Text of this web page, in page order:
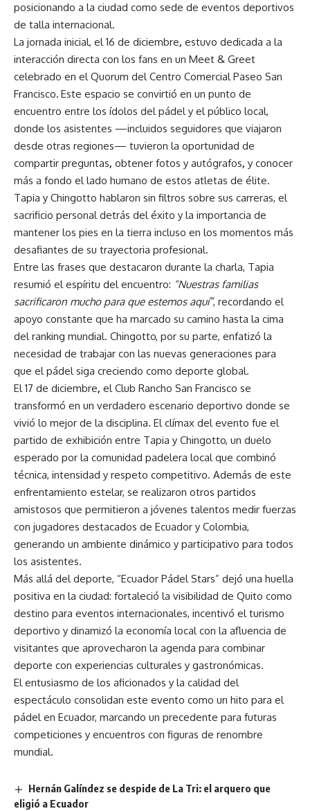
posicionando a la ciudad como sede de eventos deportivos
de talla internacional.
La jornada inicial, el 16 de diciembre, estuvo dedicada a la
interacción directa con los fans en un Meet & Greet
celebrado en el Quorum del Centro Comercial Paseo San
Francisco. Este espacio se convirtió en un punto de
encuentro entre los ídolos del pádel y el público local,
donde los asistentes —incluidos seguidores que viajaron
desde otras regiones— tuvieron la oportunidad de
compartir preguntas, obtener fotos y autógrafos, y conocer
más a fondo el lado humano de estos atletas de élite.
Tapia y Chingotto hablaron sin filtros sobre sus carreras, el
sacrificio personal detrás del éxito y la importancia de
mantener los pies en la tierra incluso en los momentos más
desafiantes de su trayectoria profesional.
Entre las frases que destacaron durante la charla, Tapia
resumió el espíritu del encuentro: “Nuestras familias
sacrificaron mucho para que estemos aquí”, recordando el
apoyo constante que ha marcado su camino hasta la cima
del ranking mundial. Chingotto, por su parte, enfatizó la
necesidad de trabajar con las nuevas generaciones para
que el pádel siga creciendo como deporte global.
El 17 de diciembre, el Club Rancho San Francisco se
transformó en un verdadero escenario deportivo donde se
vivió lo mejor de la disciplina. El clímax del evento fue el
partido de exhibición entre Tapia y Chingotto, un duelo
esperado por la comunidad padelera local que combinó
técnica, intensidad y respeto competitivo. Además de este
enfrentamiento estelar, se realizaron otros partidos
amistosos que permitieron a jóvenes talentos medir fuerzas
con jugadores destacados de Ecuador y Colombia,
generando un ambiente dinámico y participativo para todos
los asistentes.
Más allá del deporte, “Ecuador Pádel Stars” dejó una huella
positiva en la ciudad: fortaleció la visibilidad de Quito como
destino para eventos internacionales, incentivó el turismo
deportivo y dinamizó la economía local con la afluencia de
visitantes que aprovecharon la agenda para combinar
deporte con experiencias culturales y gastronómicas.
El entusiasmo de los aficionados y la calidad del
espectáculo consolidan este evento como un hito para el
pádel en Ecuador, marcando un precedente para futuras
competiciones y encuentros con figuras de renombre
mundial.
Hernán Galíndez se despide de La Tri: el arquero que
eligió a Ecuador